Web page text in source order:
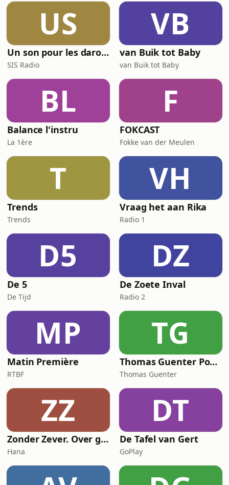
US
Un son pour les darons
SIS Radio
VB
van Buik tot Baby
van Buik tot Baby
BL
Balance l'instru
La 1ère
F
FOKCAST
Fokke van der Meulen
T
Trends
Trends
VH
Vraag het aan Rika
Radio 1
D5
De 5
De Tijd
DZ
De Zoete Inval
Radio 2
MP
Matin Première
RTBF
TG
Thomas Guenter Podcast
Thomas Guenter
ZZ
Zonder Zever. Over goe leven
Hana
DT
De Tafel van Gert
GoPlay